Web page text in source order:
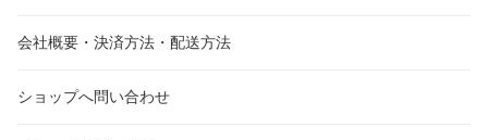
会社概要・決済方法・配送方法
ショップへ問い合わせ